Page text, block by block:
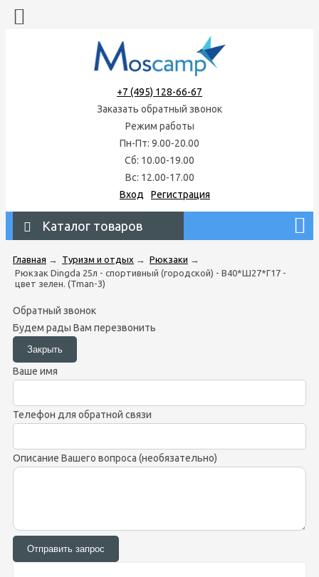
+7 (495) 128-66-67
Заказать обратный звонок
Режим работы
Пн-Пт: 9.00-20.00
Сб: 10.00-19.00
Вс: 12.00-17.00
Вход
Регистрация
Каталог товаров
Главная → Туризм и отдых → Рюкзаки →
Рюкзак Dingda 25л - спортивный (городской) - В40*Ш27*Г17 -
цвет зелен. (Tman-3)
Обратный звонок
Будем рады Вам перезвонить
Ваше имя
Телефон для обратной связи
Описание Вашего вопроса (необязательно)